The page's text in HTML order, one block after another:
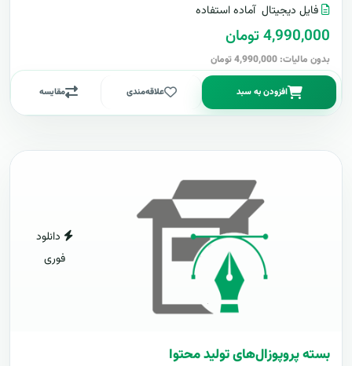
فایل دیجیتال آماده استفاده
4,990,000 تومان
بدون مالیات: 4,990,000 تومان
افزودن به سبد علاقه‌مندی مقایسه
دانلود
فوری
بسته پروپوزال‌های تولید محتوا